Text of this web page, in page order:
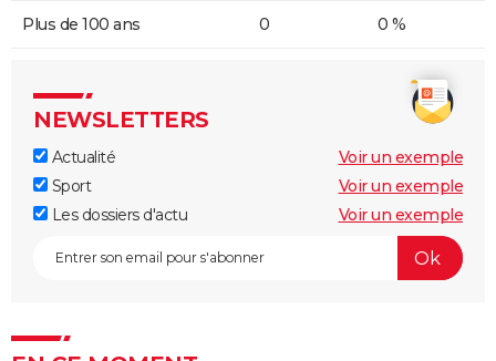
Plus de 100 ans 0 0 %
NEWSLETTERS
Actualité
Voir un exemple
Sport
Voir un exemple
Les dossiers d'actu
Voir un exemple